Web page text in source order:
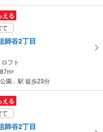
える
師谷2丁目
フト
2
園」駅 徒歩23分
える
師谷2丁目